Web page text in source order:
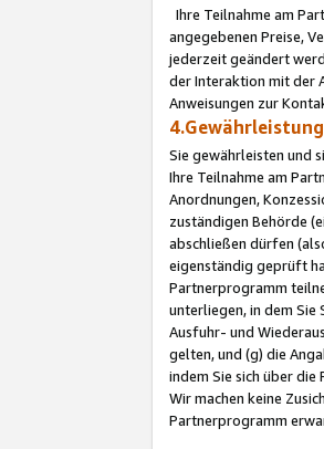
Ihre Teilnahme am
angegebenen Preise,
jederzeit geändert
der Interaktion mit der
Anweisungen zur
Sie gewährleisten und
Ihre Teilnahme am
Anordnungen,
zuständigen Behörde
abschließen dürfen
eigenständig geprüft
Partnerprogramm
unterliegen, in dem Sie
Ausfuhr- und
gelten, und (g) die
indem Sie sich über
Wir machen keine
Partnerprogramm